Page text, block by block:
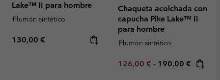
Lake™ II para hombre
Plumón sintético
Regular price:
130,00 €
Chaqueta acolchada con
capucha Pike Lake™ II
para hombre
Plumón sintético
Minimum sale price:
126,00 € - Maximum price:
190,00 €